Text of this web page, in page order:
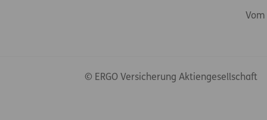
© ERGO Versicherung Aktiengesellschaft